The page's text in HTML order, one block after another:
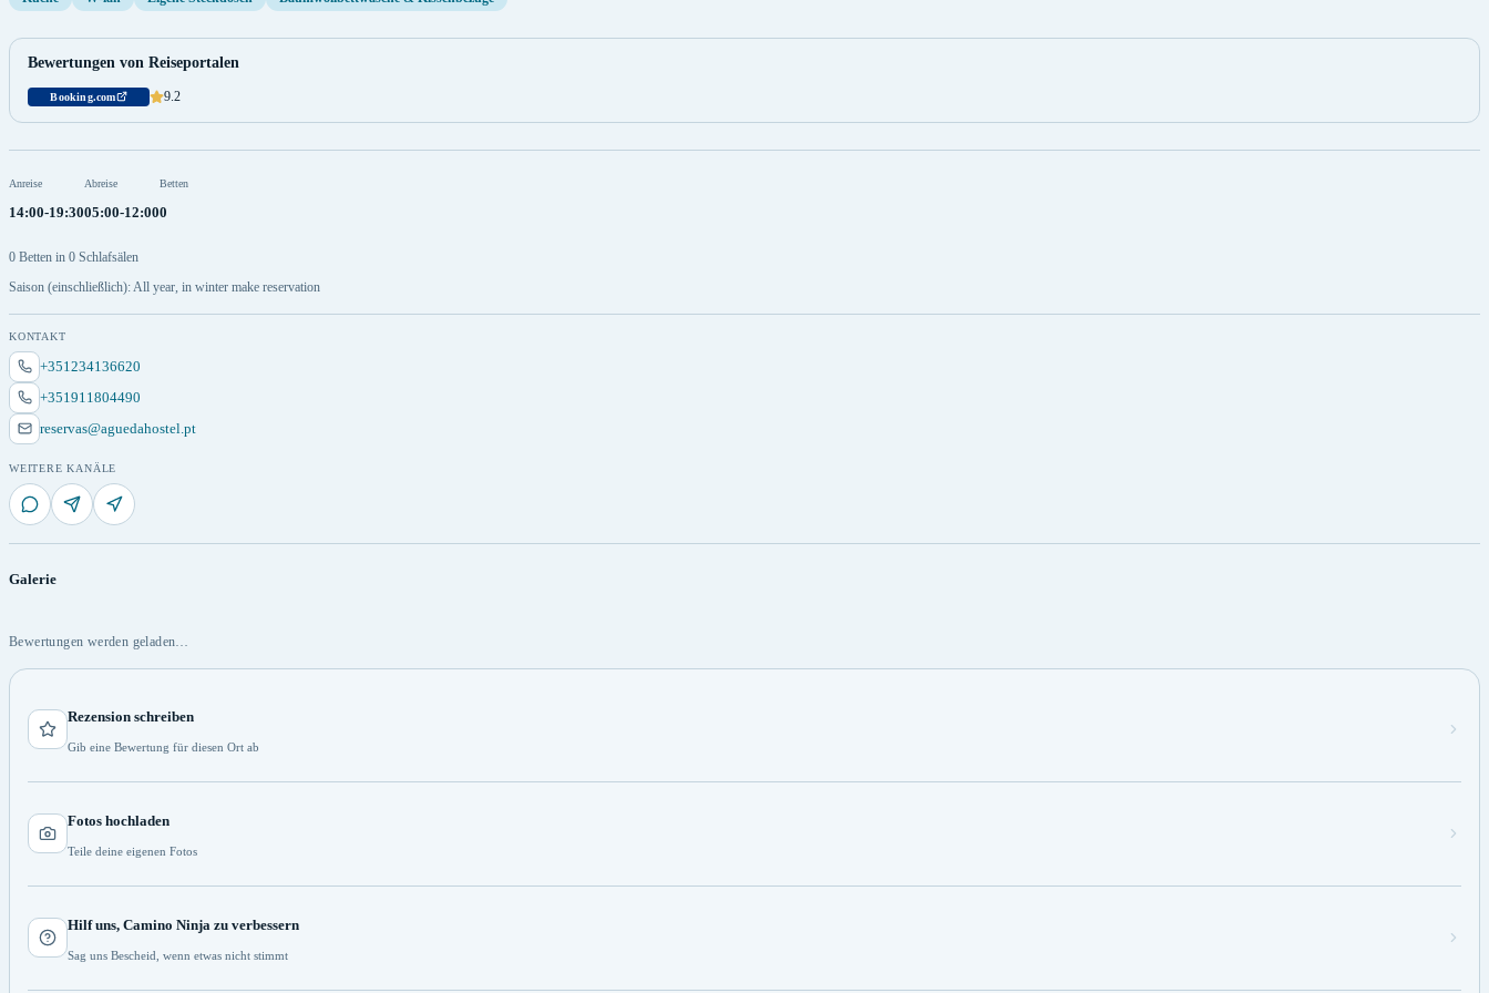
Bewertungen von Reiseportalen
Booking.com 9.2
Anreise
14:00-19:30
Abreise
05:00-12:00
Betten
0
0 Betten in 0 Schlafsälen
Saison (einschließlich): All year, in winter make reservation
KONTAKT
+351234136620
+351911804490
reservas@aguedahostel.pt
WEITERE KANÄLE
Galerie
Bewertungen werden geladen…
Rezension schreiben
Gib eine Bewertung für diesen Ort ab
Fotos hochladen
Teile deine eigenen Fotos
Hilf uns, Camino Ninja zu verbessern
Sag uns Bescheid, wenn etwas nicht stimmt